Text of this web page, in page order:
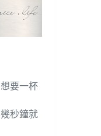
要一杯
秒鐘就